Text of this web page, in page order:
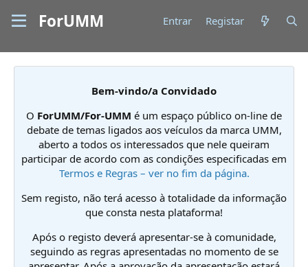
ForUMM Entrar Registar
Bem-vindo/a Convidado
O ForUMM/For-UMM é um espaço público on-line de
debate de temas ligados aos veículos da marca UMM,
aberto a todos os interessados que nele queiram
participar de acordo com as condições especificadas em
Termos e Regras – ver no fim da página.
Sem registo, não terá acesso à totalidade da informação
que consta nesta plataforma!
Após o registo deverá apresentar-se à comunidade,
seguindo as regras apresentadas no momento de se